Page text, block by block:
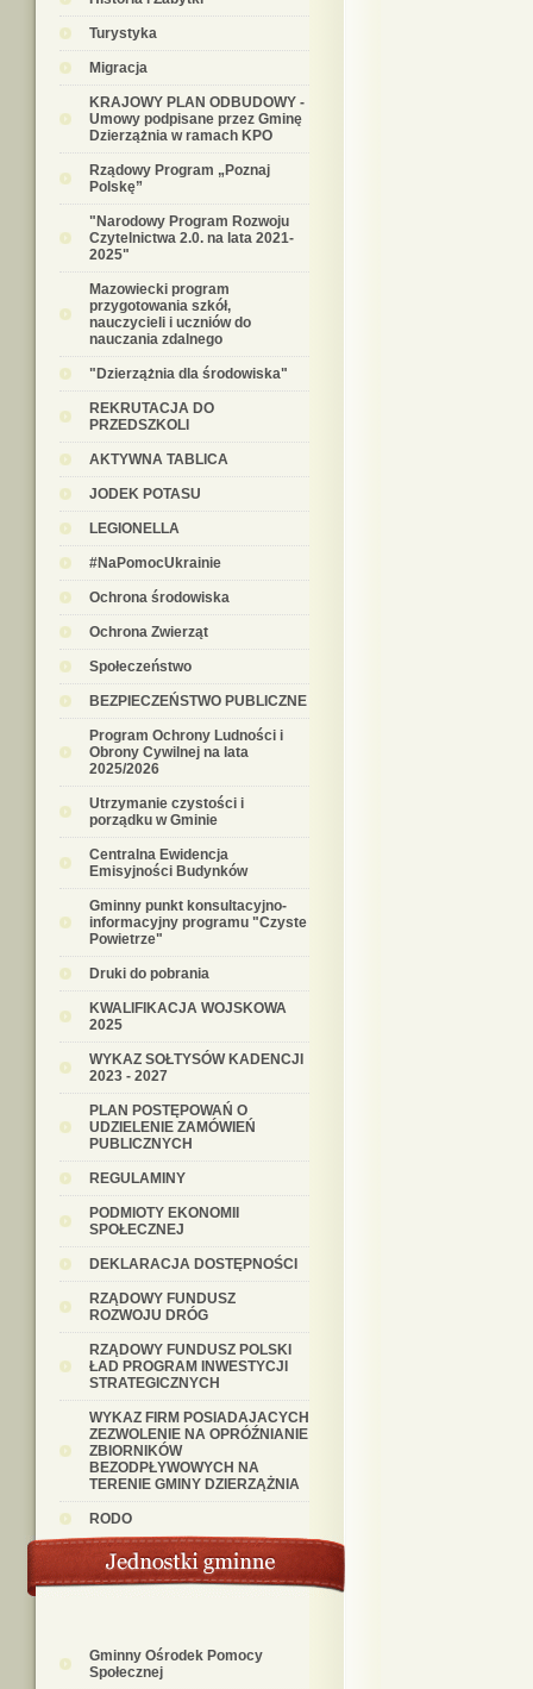
Turystyka
Migracja
KRAJOWY PLAN ODBUDOWY -
Umowy podpisane przez Gminę
Dzierzążnia w ramach KPO
Rządowy Program „Poznaj
Polskę”
"Narodowy Program Rozwoju
Czytelnictwa 2.0. na lata 2021-
2025"
Mazowiecki program
przygotowania szkół,
nauczycieli i uczniów do
nauczania zdalnego
"Dzierzążnia dla środowiska"
REKRUTACJA DO
PRZEDSZKOLI
AKTYWNA TABLICA
JODEK POTASU
LEGIONELLA
#NaPomocUkrainie
Ochrona środowiska
Ochrona Zwierząt
Społeczeństwo
BEZPIECZEŃSTWO PUBLICZNE
Program Ochrony Ludności i
Obrony Cywilnej na lata
2025/2026
Utrzymanie czystości i
porządku w Gminie
Centralna Ewidencja
Emisyjności Budynków
Gminny punkt konsultacyjno-
informacyjny programu "Czyste
Powietrze"
Druki do pobrania
KWALIFIKACJA WOJSKOWA
2025
WYKAZ SOŁTYSÓW KADENCJI
2023 - 2027
PLAN POSTĘPOWAŃ O
UDZIELENIE ZAMÓWIEŃ
PUBLICZNYCH
REGULAMINY
PODMIOTY EKONOMII
SPOŁECZNEJ
DEKLARACJA DOSTĘPNOŚCI
RZĄDOWY FUNDUSZ
ROZWOJU DRÓG
RZĄDOWY FUNDUSZ POLSKI
ŁAD PROGRAM INWESTYCJI
STRATEGICZNYCH
WYKAZ FIRM POSIADAJACYCH
ZEZWOLENIE NA OPRÓŹNIANIE
ZBIORNIKÓW
BEZODPŁYWOWYCH NA
TERENIE GMINY DZIERZĄŻNIA
RODO
Gminny Ośrodek Pomocy
Społecznej